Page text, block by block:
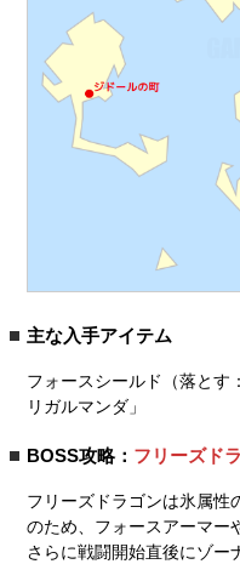
主な入手アイテム
フォースシールド（落とす
リガルマンダ」
BOSS攻略： フリーズド
フリーズドラゴンは氷属性
のため、フォースアーマー
さらに戦闘開始直後にゾー